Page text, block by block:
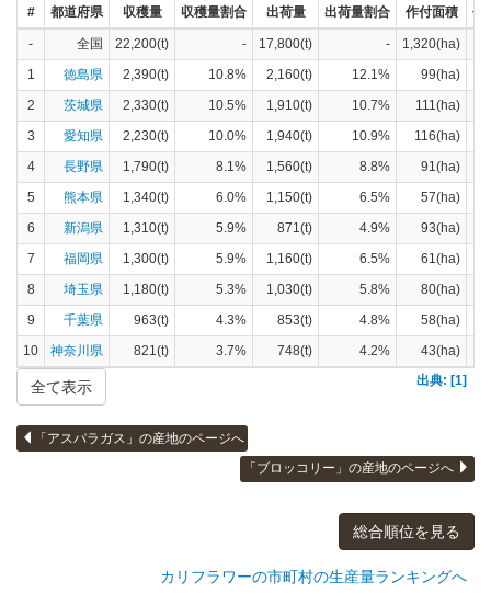
# 都道府県 収穫量 収穫量割合 出荷量 出荷量割合 作付面積 作
- 全国 22,200(t) - 17,800(t) -
1,320(ha)
1
徳島県 2,390(t) 10.8% 2,160(t) 12.1%
99(ha)
2
茨城県 2,330(t) 10.5% 1,910(t) 10.7%
111(ha)
3
愛知県 2,230(t) 10.0% 1,940(t) 10.9%
116(ha)
4
長野県 1,790(t) 8.1% 1,560(t) 8.8%
91(ha)
5
熊本県 1,340(t) 6.0% 1,150(t) 6.5%
57(ha)
6
新潟県 1,310(t) 5.9% 871(t) 4.9%
93(ha)
7
福岡県 1,300(t) 5.9% 1,160(t) 6.5%
61(ha)
8
埼玉県 1,180(t) 5.3% 1,030(t) 5.8%
80(ha)
9
千葉県 963(t) 4.3% 853(t) 4.8%
58(ha)
10
神奈川県 821(t) 3.7% 748(t) 4.2%
43(ha)
出典: [1]
全て表示
「アスパラガス」の産地のページへ
「ブロッコリー」の産地のページへ
総合順位を見る
カリフラワーの市町村の生産量ランキングへ